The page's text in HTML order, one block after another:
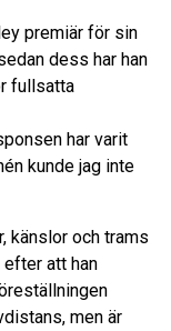
premiär för sin
dess har han
fullsatta
har varit
kunde jag inte
känslor och trams
att han
men är